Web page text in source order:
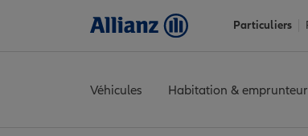
Particuliers
Véhicules Habitation & emprunteur